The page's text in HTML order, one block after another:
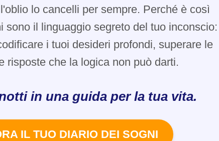
lo cancelli per sempre. Perché è così
sono il linguaggio segreto del tuo inconscio:
i tuoi desideri profondi, superare le
risposte che la logica non può darti.
in una guida per la tua vita.
IL TUO DIARIO DEI SOGNI